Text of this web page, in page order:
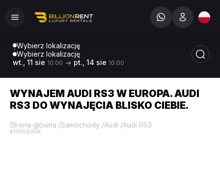
Wybierz lokalizację
Wybierz lokalizację
wt., 11 sie 10:00 pt., 14 sie 10:00
WYNAJEM AUDI RS3 W EUROPA. AUDI
RS3 DO WYNAJĘCIA BLISKO CIEBIE.
Strona główna /Samochody /Audi /Audi RS3
#YK95BG5M